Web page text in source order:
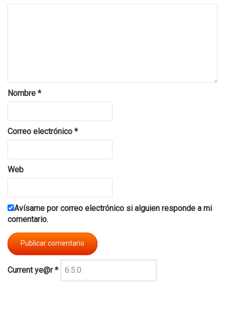
Nombre *
Correo electrónico *
Web
Avísame por correo electrónico si alguien responde a mi
comentario.
Current ye@r*